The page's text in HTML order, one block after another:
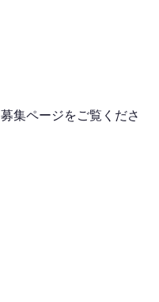
集ページをご覧くださ